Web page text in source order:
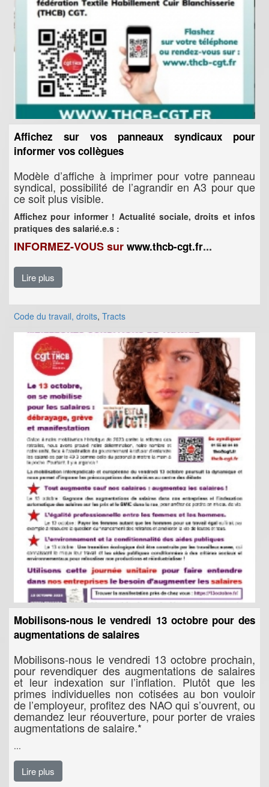
Affichez sur vos panneaux syndicaux pour
informer vos collègues
Modèle d’affiche à imprimer pour votre panneau
syndical, possibilité de l’agrandir en A3 pour que
ce soit plus visible.
Affichez pour informer ! Actualité sociale, droits et infos
pratiques des salarié.e.s :
INFORMEZ-VOUS sur www.thcb-cgt.fr...
Lire plus
Code du travail, droits, Tracts
Mobilisons-nous le vendredi 13 octobre pour des
augmentations de salaires
Mobilisons-nous le vendredi 13 octobre prochain,
pour revendiquer des augmentations de salaires
et leur indexation sur l’inflation. Plutôt que les
primes individuelles non cotisées au bon vouloir
de l’employeur, profitez des NAO qui s’ouvrent, ou
demandez leur réouverture, pour porter de vraies
augmentations de salaire.*
...
Lire plus